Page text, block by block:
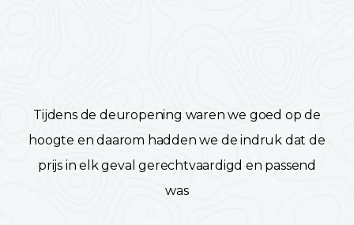
Tijdens de deuropening waren we goed op de
hoogte en daarom hadden we de indruk dat de
prijs in elk geval gerechtvaardigd en passend
was